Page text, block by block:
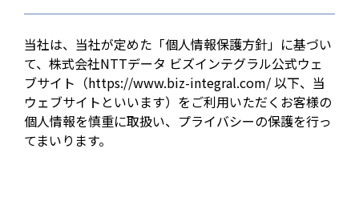
当社は、当社が定めた「個人情報保護方針」に基づい
て、株式会社NTTデータ ビズインテグラル公式ウェ
ブサイト（https://www.biz-integral.com/ 以下、当
ウェブサイトといいます）をご利用いただくお客様の
個人情報を慎重に取扱い、プライバシーの保護を行っ
てまいります。